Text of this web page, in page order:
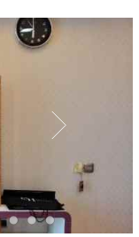
pada kotak-